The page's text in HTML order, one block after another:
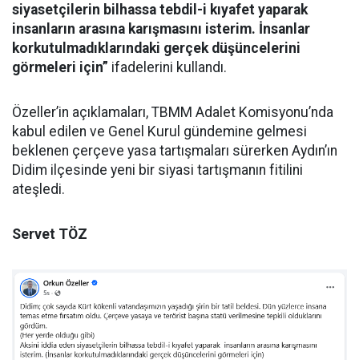
siyasetçilerin bilhassa tebdil-i kıyafet yaparak
insanların arasına karışmasını isterim. İnsanlar
korkutulmadıklarındaki gerçek düşüncelerini
görmeleri için” ifadelerini kullandı.
Özeller’in açıklamaları, TBMM Adalet Komisyonu’nda
kabul edilen ve Genel Kurul gündemine gelmesi
beklenen çerçeve yasa tartışmaları sürerken Aydın’ın
Didim ilçesinde yeni bir siyasi tartışmanın fitilini
ateşledi.
Servet TÖZ